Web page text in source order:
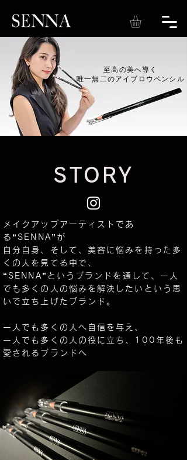
至高の美へ導く
​唯一無二のアイブロウペンシル
​STORY
メイクアップアーティストであ
る“SENNA”が
自分自身、そして、美容に悩みを持った多
くの人を見てる中で、
“SENNA”というブランドを通して、一人
でも多くの人の悩みを解決したいという思
いで立ち上げたブランド。
一人でも多くの人へ自信を与え、
一人でも多くの人の役に立ち、100年後も
愛されるブランドへ